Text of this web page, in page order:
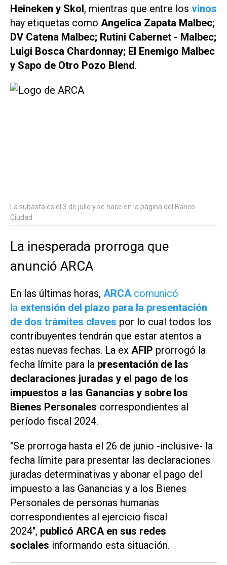
Heineken y Skol, mientras que entre los vinos
hay etiquetas como Angelica Zapata Malbec;
DV Catena Malbec; Rutini Cabernet - Malbec;
Luigi Bosca Chardonnay; El Enemigo Malbec
y Sapo de Otro Pozo Blend.
La subasta es el 3 de julio y se hace en la página del Banco
Ciudad.
La inesperada prorroga que
anunció ARCA
En las últimas horas, ARCAcomunicó
la extensión del plazo para la presentación
de dos trámites claves por lo cual todos los
contribuyentes tendrán que estar atentos a
estas nuevas fechas. La ex AFIP prorrogó la
fecha límite para la presentación de las
declaraciones juradas y el pago de los
impuestos a las Ganancias y sobre los
Bienes Personales correspondientes al
período fiscal 2024.
"Se prorroga hasta el 26 de junio -inclusive- la
fecha límite para presentar las declaraciones
juradas determinativas y abonar el pago del
impuesto a las Ganancias y a los Bienes
Personales de personas humanas
correspondientes al ejercicio fiscal
2024", publicó ARCA en sus redes
sociales informando esta situación.